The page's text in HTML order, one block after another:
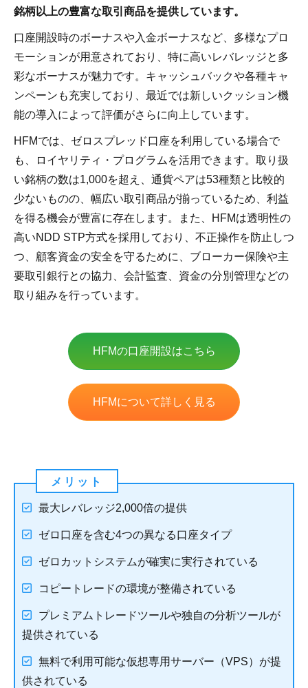
銘柄以上の豊富な取引商品を提供しています。
口座開設時のボーナスや入金ボーナスなど、多様なプロ
モーションが用意されており、特に高いレバレッジと多
彩なボーナスが魅力です。キャッシュバックや各種キャ
ンペーンも充実しており、最近では新しいクッション機
能の導入によって評価がさらに向上しています。
HFMでは、ゼロスプレッド口座を利用している場合で
も、ロイヤリティ・プログラムを活用できます。取り扱
い銘柄の数は1,000を超え、通貨ペアは53種類と比較的
少ないものの、幅広い取引商品が揃っているため、利益
を得る機会が豊富に存在します。また、HFMは透明性の
高いNDD STP方式を採用しており、不正操作を防止しつ
つ、顧客資金の安全を守るために、ブローカー保険や主
要取引銀行との協力、会計監査、資金の分別管理などの
取り組みを行っています。
HFMの口座開設はこちら
HFMについて詳しく見る
最大レバレッジ2,000倍の提供
ゼロ口座を含む4つの異なる口座タイプ
ゼロカットシステムが確実に実行されている
コピートレードの環境が整備されている
プレミアムトレードツールや独自の分析ツールが
提供されている
無料で利用可能な仮想専用サーバー（VPS）が提
供されている